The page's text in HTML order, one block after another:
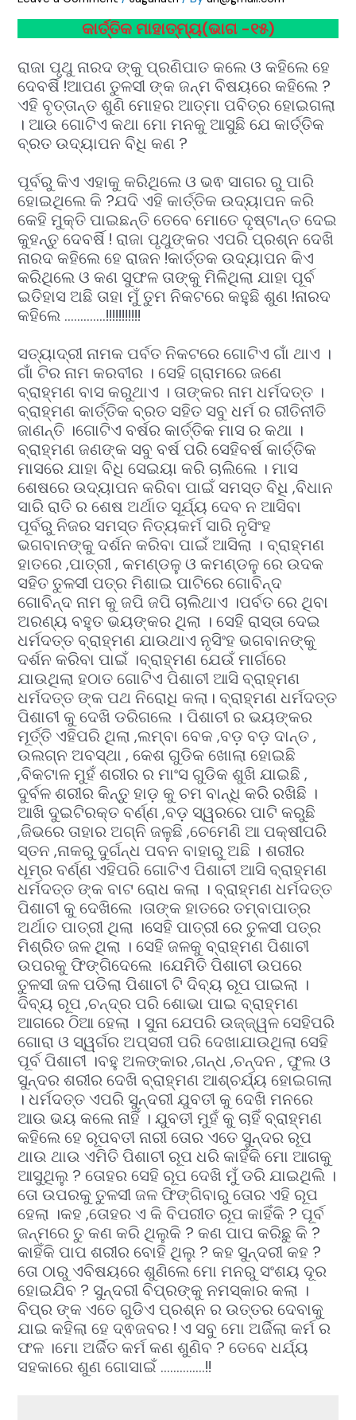
କାର୍ତ୍ତିକ ମାହାତ୍ମ୍ୟ(ଭାଗ -୧୫)
ରାଜା ପୃଥୁ ନାରଦ ଙ୍କୁ ପ୍ରଣିପାତ କଲେ ଓ କହିଲେ ହେ
ଦେବର୍ଷି !ଆପଣ ତୁଳସୀ ଙ୍କ ଜନ୍ମ ବିଷୟରେ କହିଲେ ?
ଏହି ବୃତ୍ତାନ୍ତ ଶୁଣି ମୋହର ଆତ୍ମା ପବିତ୍ର ହୋଇଗଲା
। ଆଉ ଗୋଟିଏ କଥା ମୋ ମନକୁ ଆସୁଛି ଯେ କାର୍ତ୍ତିକ
ବ୍ରତ ଉଦ୍ୟାପନ ବିଧି କଣ ?
ପୂର୍ବରୁ କିଏ ଏହାକୁ କରିଥିଲେ ଓ ଭଵ ସାଗର ରୁ ପାରି
ହୋଇଥିଲେ କି ?ଯଦି ଏହି କାର୍ତ୍ତିକ ଉଦ୍ୟାପନ କରି
କେହି ମୁକ୍ତି ପାଇଛନ୍ତି ତେବେ ମୋତେ ଦୃଷ୍ଟାନ୍ତ ଦେଇ
କୁହନ୍ତୁ ଦେବର୍ଷି ! ରାଜା ପୃଥୁଙ୍କର ଏପରି ପ୍ରଶ୍ନ ଦେଖି
ନାରଦ କହିଲେ ହେ ରାଜନ !କାର୍ତ୍ତକ ଉଦ୍ୟାପନ କିଏ
କରିଥିଲେ ଓ କଣ ସୁଫଳ ତାଙ୍କୁ ମିଳିଥିଲା ଯାହା ପୂର୍ବ
ଇତିହାସ ଅଛି ତାହା ମୁଁ ତୁମ ନିକଟରେ କହୁଛି ଶୁଣ !ନାରଦ
କହିଲେ ………….!!!!!!!!!!!
ସତ୍ୟାଦ୍ରୀ ନାମକ ପର୍ବତ ନିକଟରେ ଗୋଟିଏ ଗାଁ ଥାଏ ।
ଗାଁ ଟିର ନାମ କରବୀର । ସେହି ଗ୍ରାମରେ ଜଣେ
ବ୍ରାହ୍ମଣ ବାସ କରୁଥାଏ । ତାଙ୍କର ନାମ ଧର୍ମଦତ୍ତ ।
ବ୍ରାହ୍ମଣ କାର୍ତ୍ତିକ ବ୍ରତ ସହିତ ସବୁ ଧର୍ମ ର ରୀତିନୀତି
ଜାଣନ୍ତି ।ଗୋଟିଏ ବର୍ଷର କାର୍ତ୍ତିକ ମାସ ର କଥା ।
ବ୍ରାହ୍ମଣ ଜଣଙ୍କ ସବୁ ବର୍ଷ ପରି ସେହିବର୍ଷ କାର୍ତ୍ତିକ
ମାସରେ ଯାହା ବିଧି ସେଇୟା କରି ଚାଲିଲେ । ମାସ
ଶେଷରେ ଉଦ୍ୟାପନ କରିବା ପାଇଁ ସମସ୍ତ ବିଧି ,ବିଧାନ
ସାରି ରାତି ର ଶେଷ ଅର୍ଥାତ ସୂର୍ଯ୍ୟ ଦେବ ନ ଆସିବା
ପୂର୍ବରୁ ନିଜର ସମସ୍ତ ନିତ୍ୟକର୍ମ ସାରି ନୃସିଂହ
ଭଗବାନଙ୍କୁ ଦର୍ଶନ କରିବା ପାଇଁ ଆସିଲା । ବ୍ରାହ୍ମଣ
ହାତରେ ,ପାତ୍ରୀ , କମଣ୍ଡଳୁ ଓ କମଣ୍ଡଳୁ ରେ ଉଦକ
ସହିତ ତୁଳସୀ ପତ୍ର ମିଶାଇ ପାଟିରେ ଗୋବିନ୍ଦ
ଗୋବିନ୍ଦ ନାମ କୁ ଜପି ଜପି ଚାଲିଥାଏ ।ପର୍ବତ ରେ ଥିବା
ଅରଣ୍ୟ ବହୁତ ଭୟଙ୍କର ଥିଲା । ସେହି ରାସ୍ତା ଦେଇ
ଧର୍ମଦତ୍ତ ବ୍ରାହ୍ମଣ ଯାଉଥାଏ ନୃସିଂହ ଭଗବାନଙ୍କୁ
ଦର୍ଶନ କରିବା ପାଇଁ ।ବ୍ରାହ୍ମଣ ଯେଉଁ ମାର୍ଗରେ
ଯାଉଥିଲା ହଠାତ ଗୋଟିଏ ପିଶାଚୀ ଆସି ବ୍ରାହ୍ମଣ
ଧର୍ମଦତ୍ତ ଙ୍କ ପଥ ନିରୋଧି କଲା। ବ୍ରାହ୍ମଣ ଧର୍ମଦତ୍ତ
ପିଶାଚୀ କୁ ଦେଖି ଡରିଗଲେ । ପିଶାଚୀ ର ଭୟଙ୍କର
ମୂର୍ତ୍ତି ଏହିପରି ଥିଲା ,ଲମ୍ବା ବେକ ,ବଡ଼ ବଡ଼ ଦାନ୍ତ ,
ଉଲଗ୍ନ ଅବସ୍ଥା , କେଶ ଗୁଡିକ ଖୋଲା ହୋଇଛି
,ବିକଟାଳ ମୁହଁ ଶରୀର ର ମାଂସ ଗୁଡିକ ଶୁଖି ଯାଇଛି ,
ଦୁର୍ବଳ ଶରୀର କିନ୍ତୁ ହାଡ଼ କୁ ଚମ ବାନ୍ଧି କରି ରଖିଛି ।
ଆଖି ଦୁଇଟିରକ୍ତ ବର୍ଣ୍ଣ ,ବଡ଼ ସ୍ୱରରେ ପାଟି କରୁଛି
,ଜିଭରେ ତାହାର ଅଗ୍ନି ଜଳୁଛି ,ଚେମେଣି ଆ ପକ୍ଷୀପରି
ସ୍ତନ ,ନାକରୁ ଦୁର୍ଗନ୍ଧ ପବନ ବାହାରୁ ଅଛି । ଶରୀର
ଧୂମ୍ର ବର୍ଣ୍ଣ ଏହିପରି ଗୋଟିଏ ପିଶାଚୀ ଆସି ବ୍ରାହ୍ମଣ
ଧର୍ମଦତ୍ତ ଙ୍କ ବାଟ ରୋଧ କଲା । ବ୍ରାହ୍ମଣ ଧର୍ମଦତ୍ତ
ପିଶାଚୀ କୁ ଦେଖିଲେ ।ତାଙ୍କ ହାତରେ ତମ୍ବାପାତ୍ର
ଅର୍ଥାତ ପାତ୍ରୀ ଥିଲା ।ସେହି ପାତ୍ରୀ ରେ ତୁଳସୀ ପତ୍ର
ମିଶ୍ରିତ ଜଳ ଥିଲା । ସେହି ଜଳକୁ ବ୍ରାହ୍ମଣ ପିଶାଚୀ
ଉପରକୁ ଫିଙ୍ଗିଦେଲେ ।ଯେମିତି ପିଶାଚୀ ଉପରେ
ତୁଳସୀ ଜଳ ପଡିଲା ପିଶାଚୀ ଟି ଦିବ୍ୟ ରୂପ ପାଇଲା ।
ଦିବ୍ୟ ରୂପ ,ଚନ୍ଦ୍ର ପରି ଶୋଭା ପାଇ ବ୍ରାହ୍ମଣ
ଆଗରେ ଠିଆ ହେଲା । ସୁନା ଯେପରି ଉଜ୍ଜ୍ୱଳ ସେହିପରି
ଗୋରା ଓ ସ୍ୱର୍ଗର ଅପ୍ସରୀ ପରି ଦେଖାଯାଉଥିଲା ସେହି
ପୂର୍ବ ପିଶାଚୀ ।ବହୁ ଅଳଙ୍କାର ,ଗନ୍ଧ ,ଚନ୍ଦନ , ଫୁଲ ଓ
ସୁନ୍ଦର ଶରୀର ଦେଖି ବ୍ରାହ୍ମଣ ଆଶ୍ଚର୍ଯ୍ୟ ହୋଇଗଲା
। ଧର୍ମଦତ୍ତ ଏପରି ସୁନ୍ଦରୀ ଯୁବତୀ କୁ ଦେଖି ମନରେ
ଆଉ ଭୟ କଲେ ନାହିଁ । ଯୁବତୀ ମୁହଁ କୁ ଚାହିଁ ବ୍ରାହ୍ମଣ
କହିଲେ ହେ ରୂପବତୀ ନାରୀ ତୋର ଏତେ ସୁନ୍ଦର ରୂପ
ଥାଉ ଥାଉ ଏମିତି ପିଶାଚୀ ରୂପ ଧରି କାହିଁକି ମୋ ଆଗକୁ
ଆସୁଥିଲୁ ? ତୋହର ସେହି ରୂପ ଦେଖି ମୁଁ ଡରି ଯାଇଥିଲି ।
ତୋ ଉପରକୁ ତୁଳସୀ ଜଳ ଫିଙ୍ଗିବାରୁ ତୋର ଏହି ରୂପ
ହେଲା ।କହ ,ତୋହର ଏ କି ବିପରୀତ ରୂପ କାହିଁକି ? ପୂର୍ବ
ଜନ୍ମରେ ତୁ କଣ କରି ଥିଲୁକି ? କଣ ପାପ କରିଛୁ କି ?
କାହିଁକି ପାପ ଶରୀର ବୋହି ଥିଲୁ ? କହ ସୁନ୍ଦରୀ କହ ?
ତୋ ଠାରୁ ଏବିଷୟରେ ଶୁଣିଲେ ମୋ ମନରୁ ସଂଶୟ ଦୂର
ହୋଇଯିବ ? ସୁନ୍ଦରୀ ବିପ୍ରଙ୍କୁ ନମସ୍କାର କଲା ।
ବିପ୍ର ଙ୍କ ଏତେ ଗୁଡିଏ ପ୍ରଶ୍ନ ର ଉତ୍ତର ଦେବାକୁ
ଯାଇ କହିଲା ହେ ଦ୍ଵଜବର ! ଏ ସବୁ ମୋ ଅର୍ଜିଲା କର୍ମ ର
ଫଳ ।ମୋ ଅର୍ଜିତ କର୍ମ କଣ ଶୁଣିବ ? ତେବେ ଧର୍ଯ୍ୟ
ସହକାରେ ଶୁଣ ଗୋସାଇଁ …………..!!